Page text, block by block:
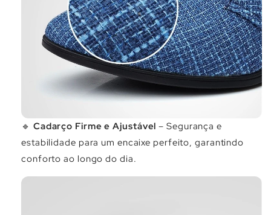
🔹 Cadarço Firme e Ajustável – Segurança e
estabilidade para um encaixe perfeito, garantindo
conforto ao longo do dia.